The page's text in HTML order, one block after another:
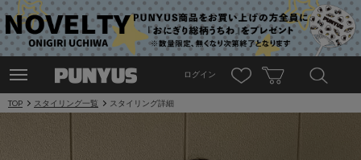
ログイン
TOP スタイリング一覧 スタイリング詳細